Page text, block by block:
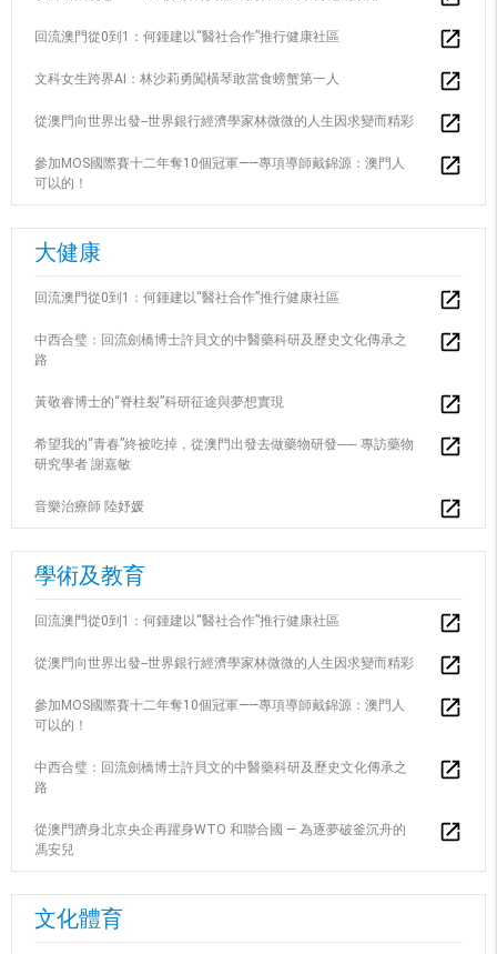
回流澳門從0到1：何鍾建以“醫社合作”推行健康社區
文科女生跨界AI：林沙莉勇闖橫琴敢當食螃蟹第一人
從澳門向世界出發--世界銀行經濟學家林微微的人生因求變而精彩
參加MOS國際賽十二年奪10個冠軍——專項導師戴錦源：澳門人
可以的！
大健康
回流澳門從0到1：何鍾建以“醫社合作”推行健康社區
中西合璧：回流劍橋博士許貝文的中醫藥科研及歷史文化傳承之
路
黃敬睿博士的“脊柱裂”科研征途與夢想實現
希望我的“青春”終被吃掉，從澳門出發去做藥物研發── 專訪藥物
研究學者 謝嘉敏
音樂治療師 陸妤媛
學術及教育
回流澳門從0到1：何鍾建以“醫社合作”推行健康社區
從澳門向世界出發--世界銀行經濟學家林微微的人生因求變而精彩
參加MOS國際賽十二年奪10個冠軍——專項導師戴錦源：澳門人
可以的！
中西合璧：回流劍橋博士許貝文的中醫藥科研及歷史文化傳承之
路
從澳門躋身北京央企再躍身WTO 和聯合國 — 為逐夢破釜沉舟的
馮安兒
文化體育